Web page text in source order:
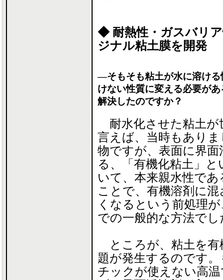
◆ 耐熱性・ガスバリ
ジナル粘土膜を開発
―そもそも粘土が水に溶ける
けない性質に変える必要が
解決したのですか？
耐水化させた粘土が
言えば、当時もあり
物ですが、表面に界
る、「有機化粘土」
いて、本来親水性で
ことで、有機溶剤に
くなるという前処理
での一般的な方法でし
ところが、粘土を有
題が発生するのです
チックが使えない高